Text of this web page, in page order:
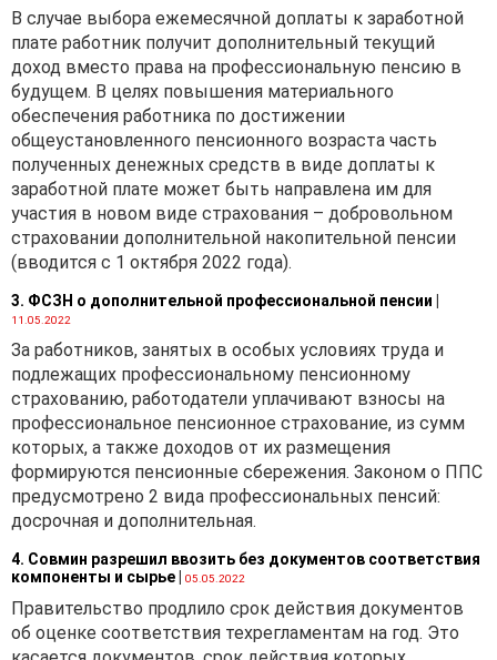
внутренних дел, органах и
подразделениях по
чрезвычайным ситуациям,
таможенных органах
организована работа по
обеспечению последующего
безопасного обращения
с отходами,
образовавшимися в
результате утраты
транспортными средствами
свойств, а их утилизация
силами и средствами;
2) уплата утилизационного
сбора в отношении
транспортных средств,
используемых в целях
обеспечения национальной
безопасности, обороны,
деятельности, преду-
чрезвычайных ситуаций,
закупка (приобретение)
В случае выбора ежемесячной доплаты к заработной
плате работник получит дополнительный текущий
доход вместо права на профессиональную пенсию в
будущем. В целях повышения материального
обеспечения работника по достижении
общеустановленного пенсионного возраста часть
полученных денежных средств в виде доплаты к
заработной плате может быть направлена им для
участия в новом виде страхования – добровольном
страховании дополнительной накопительной пенсии
(вводится с 1 октября 2022 года).
3. ФСЗН о дополнительной профессиональной пенсии
11.05.2022
За работников, занятых в особых условиях труда и
подлежащих профессиональному пенсионному
страхованию, работодатели уплачивают взносы на
профессиональное пенсионное страхование, из сумм
которых, а также доходов от их размещения
формируются пенсионные сбережения. Законом о ППС
предусмотрено 2 вида профессиональных пенсий:
досрочная и дополнительная.
4. Совмин разрешил ввозить без документов соответствия
компоненты и сырье
05.05.2022
Правительство продлило срок действия документов
об оценке соответствия техрегламентам на год. Это